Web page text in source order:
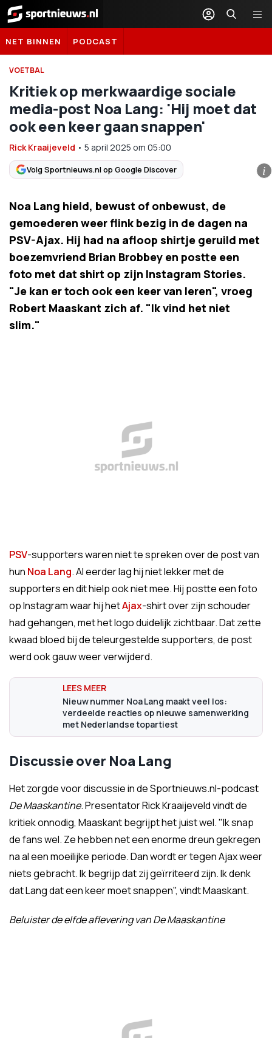
Sportnieuws.nl
NET BINNEN PODCAST
VOETBAL
Kritiek op merkwaardige sociale
media-post Noa Lang: 'Hij moet dat
ook een keer gaan snappen'
Rick Kraaijeveld • 5 april 2025 om 05:00
Volg Sportnieuws.nl op Google Discover i
Noa Lang hield, bewust of onbewust, de
gemoederen weer flink bezig in de dagen na
PSV-Ajax. Hij had na afloop shirtje geruild met
boezemvriend Brian Brobbey en postte een
foto met dat shirt op zijn Instagram Stories.
"Je kan er toch ook een keer van leren", vroeg
Robert Maaskant zich af. "Ik vind het niet
slim."
PSV-supporters waren niet te spreken over de post van
hun Noa Lang. Al eerder lag hij niet lekker met de
supporters en dit hielp ook niet mee. Hij postte een foto
op Instagram waar hij hetAjax-shirt over zijn schouder
had gehangen, met het logo duidelijk zichtbaar. Dat zette
kwaad bloed bij de teleurgestelde supporters, de post
werd ook gauw weer verwijderd.
Nieuw nummer Noa Lang maakt veel los:
verdeelde reacties op nieuwe samenwerking
met Nederlandse topartiest
Discussie over Noa Lang
Het zorgde voor discussie in de Sportnieuws.nl-podcast
De Maaskantine. Presentator Rick Kraaijeveld vindt de
kritiek onnodig, Maaskant begrijpt het juist wel. "Ik snap
de fans wel. Ze hebben net een enorme dreun gekregen
na al een moeilijke periode. Dan wordt er tegen Ajax weer
niets gebracht. Ik begrijp dat zij geïrriteerd zijn. Ik denk
dat Lang dat een keer moet snappen", vindt Maaskant.
Beluister de elfde aflevering van De Maaskantine